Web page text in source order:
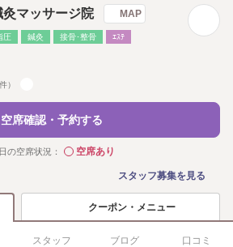
マッサージ院 MAP
圧 鍼灸 接骨･整骨 ｴｽﾃ
）
空席確認・予約する
の空席状況： ◯空席あり
スタッフ募集を見る
クーポン・メニュー
スタッフ ブログ 口コミ